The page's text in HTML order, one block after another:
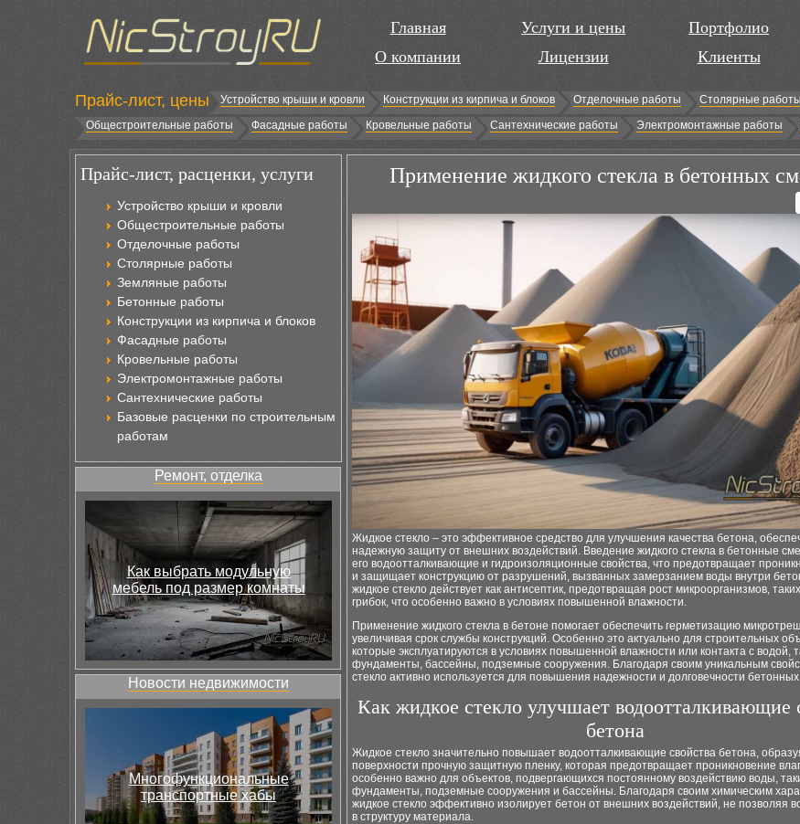
Главная
О компании
Услуги и цены
Лицензии
Портфолио
Клиенты
Прайс-лист, цены Устройство крыши и кровли Конструкции из кирпича и блоков Отделочные работы Столярные работы
Общестроительные работы
Фасадные работы Кровельные работы Сантехнические работы Электромонтажные работы
Прайс-лист, расценки, услуги
Устройство крыши и кровли
Общестроительные работы
Отделочные работы
Столярные работы
Земляные работы
Бетонные работы
Конструкции из кирпича и блоков
Фасадные работы
Кровельные работы
Электромонтажные работы
Сантехнические работы
Базовые расценки по строительным
работам
Ремонт, отделка
Как выбрать модульную
мебель под размер комнаты
Новости недвижимости
Многофункциональные
транспортные хабы
Применение жидкого стекла в бетонных
Жидкое стекло – это эффективное средство для улучшения качества бетона,
надежную защиту от внешних воздействий. Введение жидкого стекла в бетонные
его водоотталкивающие и гидроизоляционные свойства, что предотвращает
и защищает конструкцию от разрушений, вызванных замерзанием воды внутри
жидкое стекло действует как антисептик, предотвращая рост микроорганизмов,
грибок, что особенно важно в условиях повышенной влажности.
Применение жидкого стекла в бетоне помогает обеспечить герметизацию
увеличивая срок службы конструкций. Особенно это актуально для строительных
которые эксплуатируются в условиях повышенной влажности или контакта с водой,
фундаменты, бассейны, подземные сооружения. Благодаря своим уникальным
стекло активно используется для повышения надежности и долговечности
Как жидкое стекло улучшает водоотталкивающие
бетона
Жидкое стекло значительно повышает водоотталкивающие свойства бетона,
поверхности прочную защитную пленку, которая предотвращает проникновение
особенно важно для объектов, подвергающихся постоянному воздействию воды,
фундаменты, подземные сооружения и бассейны. Благодаря своим химическим
жидкое стекло эффективно изолирует бетон от внешних воздействий, не позволяя
в структуру материала.